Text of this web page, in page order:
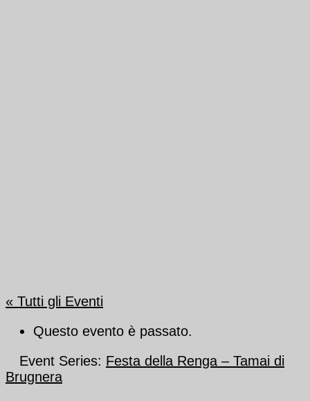
« Tutti gli Eventi
Questo evento è passato.
Event Series: Festa della Renga – Tamai di
Brugnera